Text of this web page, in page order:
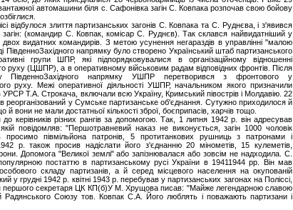
автомашини біля с. Сафонівка загін С. Ковпака розпочав свою бойову
відбулося злиття партизанських загонів С. Ковпака та С. Руднєва, і з'явився
(командир С. Ковпак, комісар С. Руднєв). Так склався найвидатніший у
видатних командирів. З метою усунення негараздів в управлінні "малою
ПівденноЗахідного напрямку було створено Український штаб партизанського
групи ШПР, які підпорядковувалися в організаційному відношенні
руху (ЦШПР), а в оперативному військовим радам відповідних фронтів. Після
ПівденноЗахідного напрямку УШПР перетворився з фронтового у
руху. Межі оперативної діяльності УШПР, начальником якого призначили
УРСР Т.А. Строкача, включали всю Україну, Кримський півострів і Молдавію. 22
реорганізований у Сумське партизанське об'єднання. Сутужно приходилося й
вони не мали достатньої кількості зброї, боєприпасів, харчів тощо.
керівників різних рангів за допомогою. Так, 1 липня 1942 р. він адресував
повідомляв: "Першотравневий наказ не виконується, загін 1000 чоловік
просимо півмільйона патронів, 5 протитанкових рушниць з патронами і
р. також просив надіслати його з'єднанню 20 мінометів, 15 кулеметів,
Допомога "Великої землі" або запізнювалася або зовсім не надходила. С.
постаттю в партизанському русі України в 19411944 рр. Він мав
складу партизанів, а й серед місцевого населення на окупованій
у грудні 1942 р. квітні 1943 р. перебував у партизанських загонах на Поліссі,
першого секретаря ЦК КП(б)У М. Хрущова писав: "Майже легендарною славою
Радянського Союзу тов. Ковпак С.А. Його люблять і поважають партизани і